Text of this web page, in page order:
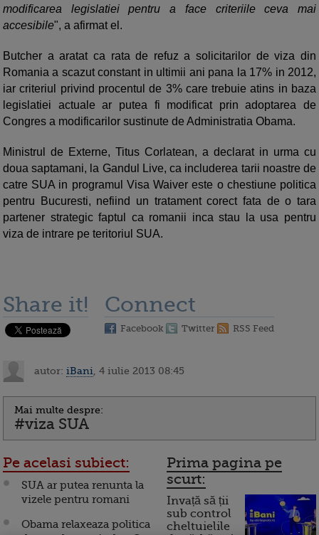
modificarea legislatiei pentru a face criteriile ceva mai
accesibile", a afirmat el.
Butcher a aratat ca rata de refuz a solicitarilor de viza din
Romania a scazut constant in ultimii ani pana la 17% in 2012,
iar criteriul privind procentul de 3% care trebuie atins in baza
legislatiei actuale ar putea fi modificat prin adoptarea de
Congres a modificarilor sustinute de Administratia Obama.
Ministrul de Externe, Titus Corlatean, a declarat in urma cu
doua saptamani, la Gandul Live, ca includerea tarii noastre de
catre SUA in programul Visa Waiver este o chestiune politica
pentru Bucuresti, nefiind un tratament corect fata de o tara
partener strategic faptul ca romanii inca stau la usa pentru
viza de intrare pe teritoriul SUA.
Share it! Connect
Facebook Twitter RSS Feed
autor: iBani , 4 iulie 2013 08:45
Mai multe despre:
#viza SUA
Pe acelasi subiect:
SUA ar putea renunta la
vizele pentru romani
Obama relaxeaza politica
Prima pagina pe
scurt:
Invață să ții
sub control
cheltuielile